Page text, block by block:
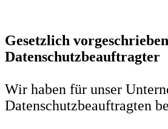
Gesetzlich
Datenschutzbeauftragter
Wir haben für unser
Datenschutzbeauftragten